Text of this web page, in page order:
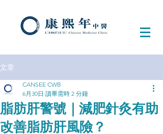
文章
脂肪肝警號｜減肥針灸有助
改善脂肪肝風險？
CANSEE CWB
6月30日 讀畢需時 2 分鐘